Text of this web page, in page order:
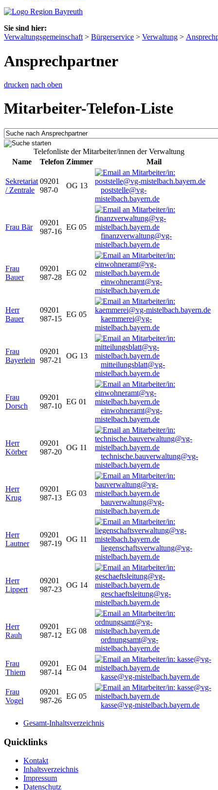
Sie sind hier:
Verwaltungsgemeinschaft > Bürgerservice > Verwaltung >
Ansprechpartner
drucken nach oben
Mitarbeiter-Telefon-Liste
Telefonliste der Mitarbeiter/innen der Verwaltung
Name
Telefon Zimmer Mail
Sekretariat
/ Zentrale
09201
987-0
OG 13
poststelle@vg-
mistelbach.bayern.de
Frau Bär
09201
987-16
EG 05
finanzverwaltung@vg-
mistelbach.bayern.de
Frau
Bauer
09201
987-28
EG 02
einwohneramt@vg-
mistelbach.bayern.de
Herr
Bauer
09201
987-15
EG 05
kaemmerei@vg-
mistelbach.bayern.de
Frau
Bayerlein
09201
987-21
OG 13
mitteilungsblatt@vg-
mistelbach.bayern.de
Frau
Dorsch
09201
987-10
EG 01
einwohneramt@vg-
mistelbach.bayern.de
Herr
Körber
09201
987-20
OG 11
technische.bauverwaltung@vg-
mistelbach.bayern.de
Herr
Krug
09201
987-13
EG 03
bauverwaltung@vg-
mistelbach.bayern.de
Herr
Lautner
09201
987-19
OG 11
liegenschaftsverwaltung@vg-
mistelbach.bayern.de
Herr
Lippert
09201
987-23
OG 14
geschaeftsleitung@vg-
mistelbach.bayern.de
Herr
Rauh
09201
987-12
EG 08
ordnungsamt@vg-
mistelbach.bayern.de
Frau
Thiem
09201
987-14
EG 04
kasse@vg-mistelbach.bayern.de
Frau
Vogel
09201
987-26
EG 05
kasse@vg-mistelbach.bayern.de
Gesamt-Inhaltsverzeichnis
Quicklinks
Kontakt
Inhaltsverzeichnis
Impressum
Datenschutz